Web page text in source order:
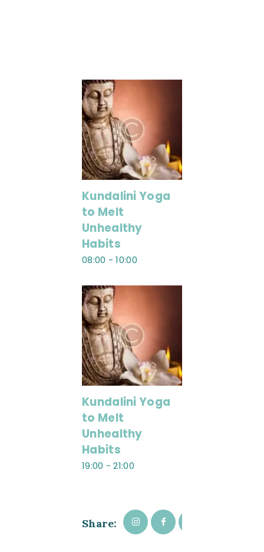
A.M.T. MÉXICO
Kundalini Yoga
to Melt
Unhealthy
Habits
08:00 -10:00
Kundalini Yoga
to Melt
Unhealthy
Habits
19:00 -21:00
Share: